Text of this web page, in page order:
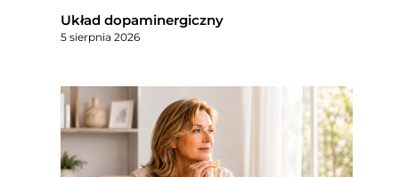
Układ dopaminergiczny
5 sierpnia 2026